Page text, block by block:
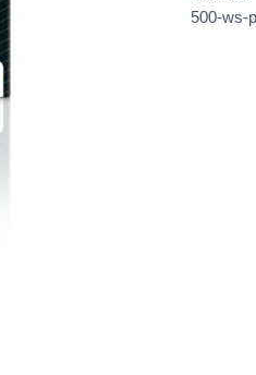
500-ws-